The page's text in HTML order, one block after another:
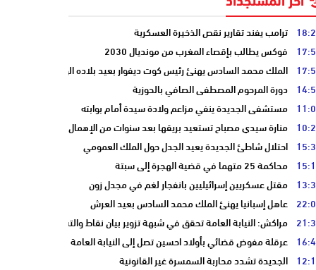
ترامب يفند تقارير نقص الذخيرة العسكرية
فوكس يطالب بإقصاء المغرب من مونديال 2030
الملك محمد السادس يهنئ رئيس كوت ديفوار بعيد بلاده الوطني
دورة المرحوم المصطفى الصافي بالحوزية
مستشفى الجديدة ينفي مزاعم ولادة سيدة أمام بوابته
منارة سيدي مصباح تستعيد بريقها بعد سنوات من الإهمال
احتلال شاطئ الجديدة يعيد الجدل حول الملك العمومي
محاكمة 25 متهما في قضية الهجرة إلى سبتة
مقتل عسكريين إسرائيليين بانفجار لغم في مجدل زون
عاهل إسبانيا يهنئ الملك محمد السادس بعيد العرش
مراكش: النيابة العامة تحقق في شبهة تزوير بيان نقاط والتشهير بطالب
عرقلة مفوض قضائي بأولاد احسين تصل إلى النيابة العامة
الجديدة تشدد محاربة السمسرة غير القانونية